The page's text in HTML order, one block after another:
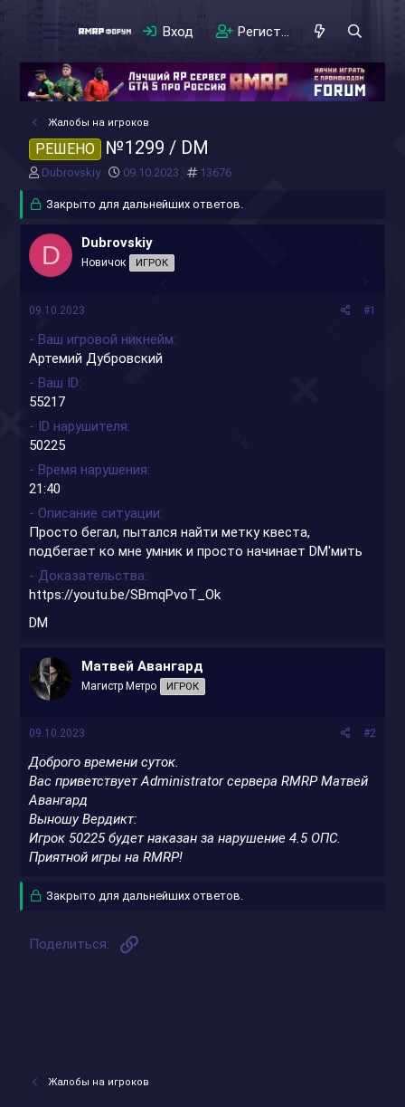
Вход Регистрация
Жалобы на игроков
РЕШЕНО №1299 / DM
А
т
р
т
Dubrovskiy
Д
т
н
ч
09.10.2023 #13676
Закрыто для дальнейших ответов.
D Dubrovskiy
Новичок ИГРОК
09.10.2023 #1
- Ваш игровой никнейм
Артемий Дубровский
- Ваш ID
55217
- ID нарушителя
50225
- Время нарушения
21:40
- Описание ситуации
Просто бегал, пытался найти метку квеста,
подбегает ко мне умник и просто начинает DM'мить
- Доказательства
https://youtu.be/SBmqPvoT_Ok
DM
Матвей Авангард
Магистр Метро ИГРОК
09.10.2023 #2
Доброго времени суток.
Вас приветствует Administrator сервера RMRP Матвей
Авангард
Выношу Вердикт:
Игрок 50225 будет наказан за нарушение 4.5 ОПС.
Приятной игры на RMRP!
Закрыто для дальнейших ответов.
Поделиться:
Жалобы на игроков